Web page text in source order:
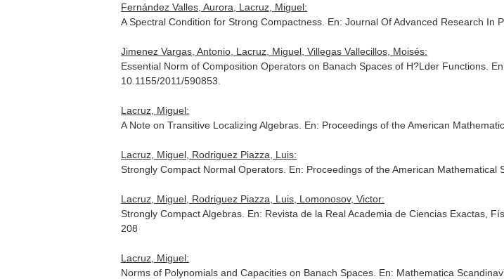
Fernández Valles, Aurora, Lacruz, Miguel:
A Spectral Condition for Strong Compactness. En: Journal Of Advanced Research In
Jimenez Vargas, Antonio, Lacruz, Miguel, Villegas Vallecillos, Moisés:
Essential Norm of Composition Operators on Banach Spaces of H?Lder Functions.
10.1155/2011/590853.
Lacruz, Miguel:
A Note on Transitive Localizing Algebras. En: Proceedings of the American
Lacruz, Miguel, Rodriguez Piazza, Luis:
Strongly Compact Normal Operators. En: Proceedings of the American Mathematical
Lacruz, Miguel, Rodriguez Piazza, Luis, Lomonosov, Victor:
Strongly Compact Algebras. En: Revista de la Real Academia de Ciencias Exactas,
208
Lacruz, Miguel:
Norms of Polynomials and Capacities on Banach Spaces. En: Mathematica